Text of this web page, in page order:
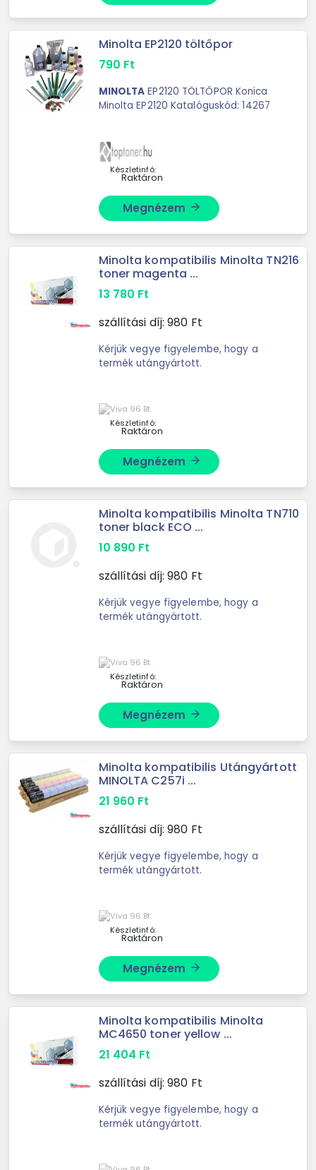
Minolta EP2120 töltőpor
790 Ft
MINOLTA EP2120 TÖLTŐPOR Konica
Minolta EP2120 Katalóguskód: 14267
Készletinfó:
Raktáron
Megnézem arrow_forward
Minolta kompatibilis Minolta TN216
toner magenta ...
13 780 Ft
szállítási díj: 980 Ft
Kérjük vegye figyelembe, hogy a
termék utángyártott.
Készletinfó:
Raktáron
Megnézem arrow_forward
Minolta kompatibilis Minolta TN710
toner black ECO ...
10 890 Ft
szállítási díj: 980 Ft
Kérjük vegye figyelembe, hogy a
termék utángyártott.
Készletinfó:
Raktáron
Megnézem arrow_forward
Minolta kompatibilis Utángyártott
MINOLTA C257i ...
21 960 Ft
szállítási díj: 980 Ft
Kérjük vegye figyelembe, hogy a
termék utángyártott.
Készletinfó:
Raktáron
Megnézem arrow_forward
Minolta kompatibilis Minolta
MC4650 toner yellow ...
21 404 Ft
szállítási díj: 980 Ft
Kérjük vegye figyelembe, hogy a
termék utángyártott.